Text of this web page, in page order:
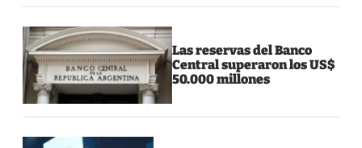
Las reservas del Banco
Central superaron los US$
50.000 millones